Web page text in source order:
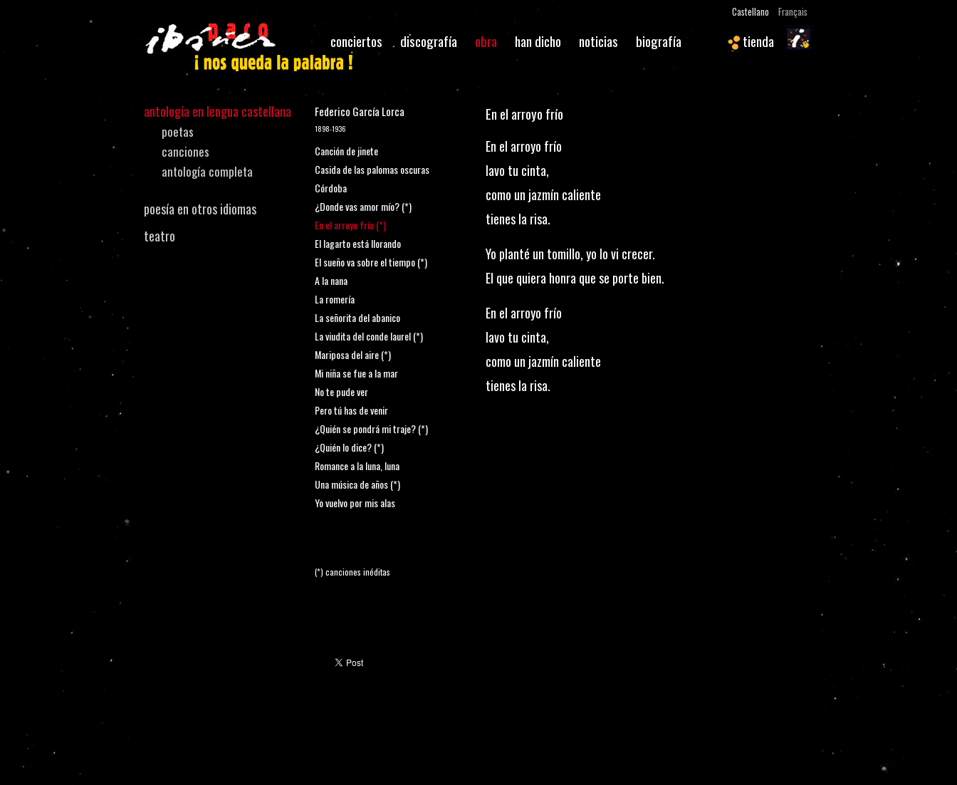
conciertos discografía obra han dicho noticias biografía tienda
Castellano Français
Federico García Lorca
1898-1936
Canción de jinete
Casida de las palomas oscuras
Córdoba
¿Donde vas amor mío? (*)
En el arroyo frío (*)
El lagarto está llorando
El sueño va sobre el tiempo (*)
A la nana
La romería
La señorita del abanico
La viudita del conde laurel (*)
Mariposa del aire (*)
Mi niña se fue a la mar
No te pude ver
Pero tú has de venir
¿Quién se pondrá mi traje? (*)
¿Quién lo dice? (*)
Romance a la luna, luna
Una música de años (*)
Yo vuelvo por mis alas
(*) canciones inéditas
En el arroyo frío
En el arroyo frío
lavo tu cinta,
como un jazmín caliente
tienes la risa.
Yo planté un tomillo, yo lo vi crecer.
El que quiera honra que se porte bien.
En el arroyo frío
lavo tu cinta,
como un jazmín caliente
tienes la risa.
antología en lengua castellana
poetas
canciones
antología completa
poesía en otros idiomas
teatro